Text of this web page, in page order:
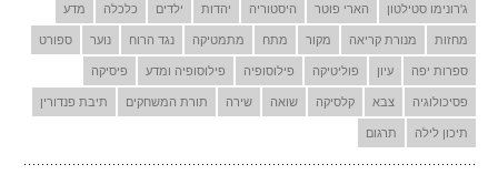
ג'רונימו סטילטון הארי פוטר היסטוריה יהדות ילדים כלכלה מדע
מחזות מנורת קריאה מקור מתח מתמטיקה נגד הרוח נוער ספורט
ספרות יפה עיון פוליטיקה פילוסופיה פילוסופיה ומדע פיסיקה
פסיכולוגיה צבא קלסיקה שואה שירה תורת המשחקים תיבת פנדורין
תיכון לילה תרגום